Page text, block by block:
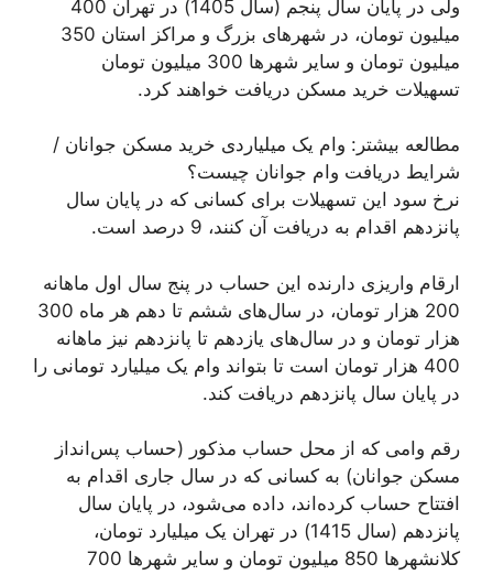
ولی در پایان سال پنجم (سال 1405) در تهران 400
میلیون تومان، در شهرهای بزرگ و مراکز استان 350
میلیون تومان و سایر شهرها 300 میلیون تومان
تسهیلات خرید مسکن دریافت خواهند کرد.
مطالعه بیشتر: وام یک میلیاردی خرید مسکن جوانان /
شرایط دریافت وام جوانان چیست؟
نرخ سود این تسهیلات برای کسانی که در پایان سال
پانزدهم اقدام به دریافت آن کنند، 9 درصد است.
ارقام واریزی دارنده این حساب در پنج سال اول ماهانه
200 هزار تومان، در سال‌های ششم تا دهم هر ماه 300
هزار تومان و در سال‌های یازدهم تا پانزدهم نیز ماهانه
400 هزار تومان است تا بتواند وام یک میلیارد تومانی را
در پایان سال پانزدهم دریافت کند.
رقم وامی که از محل حساب مذکور (حساب پس‌انداز
مسکن جوانان) به کسانی که در سال جاری اقدام به
افتتاح حساب کرده‌اند، داده می‌شود، در پایان سال
پانزدهم (سال 1415) در تهران یک میلیارد تومان،
کلانشهرها 850 میلیون تومان و سایر شهرها 700